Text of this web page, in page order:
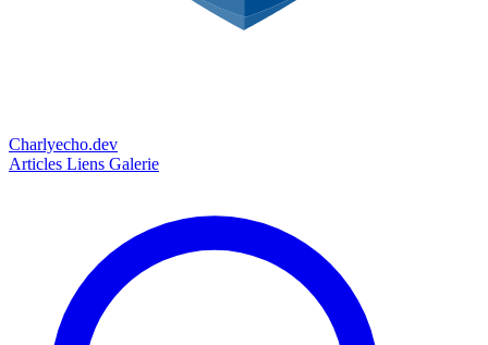
Charlyecho.dev
Articles Liens Galerie